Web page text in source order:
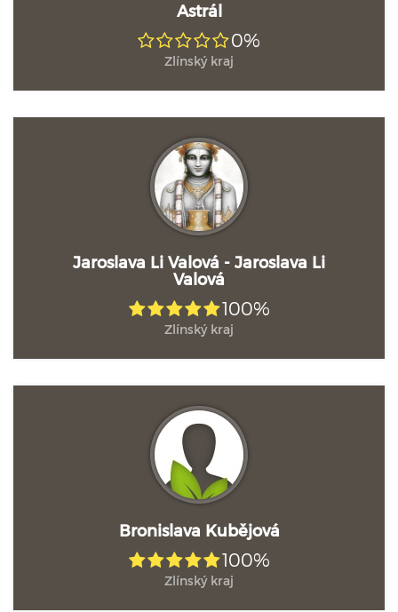
Astrál
0%
Zlínský kraj
Jaroslava Li Valová - Jaroslava Li
Valová
100%
Zlínský kraj
Bronislava Kubějová
100%
Zlínský kraj